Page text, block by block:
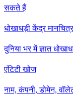
सकते हैं
धोखाधड़ी केंद्र मानचित्र
दुनिया भर में ज्ञात
एंटिटी खोज
नाम, कंपनी, डोमेन,